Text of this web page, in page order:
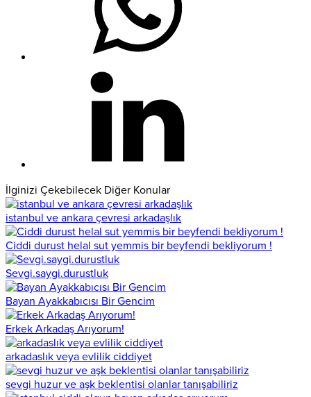
İlginizi Çekebilecek Diğer Konular
istanbul ve ankara çevresi arkadaşlık
Ciddi durust helal sut yemmis bir beyfendi bekliyorum !
Sevgi.saygi.durustluk
Bayan Ayakkabıcısı Bir Gencim
Erkek Arkadaş Arıyorum!
arkadaslık veya evlilik ciddiyet
sevgi huzur ve aşk beklentisi olanlar tanışabiliriz